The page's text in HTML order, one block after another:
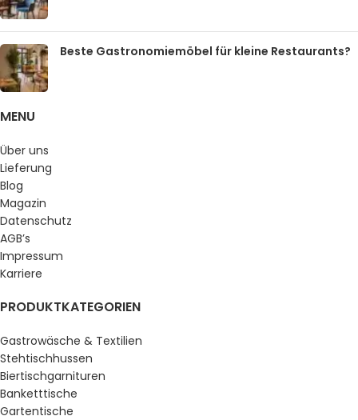
Beste Gastronomiemöbel für kleine Restaurants?
MENU
Über uns
Lieferung
Blog
Magazin
Datenschutz
AGB’s
Impressum
Karriere
PRODUKTKATEGORIEN
Gastrowäsche & Textilien
Stehtischhussen
Biertischgarnituren
Banketttische
Gartentische